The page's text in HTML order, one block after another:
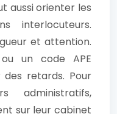
aussi orienter les
interlocuteurs.
et attention.
un code APE
retards. Pour
administratifs,
sur leur cabinet